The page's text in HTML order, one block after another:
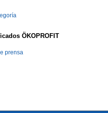
ÖKOPROFIT
prensa